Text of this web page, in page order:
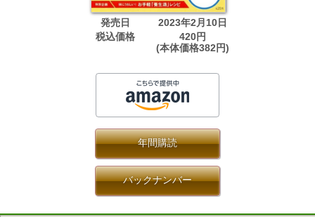
発売日
2023年2月10日
税込価格
420円
(本体価格382円)
年間購読
バックナンバー